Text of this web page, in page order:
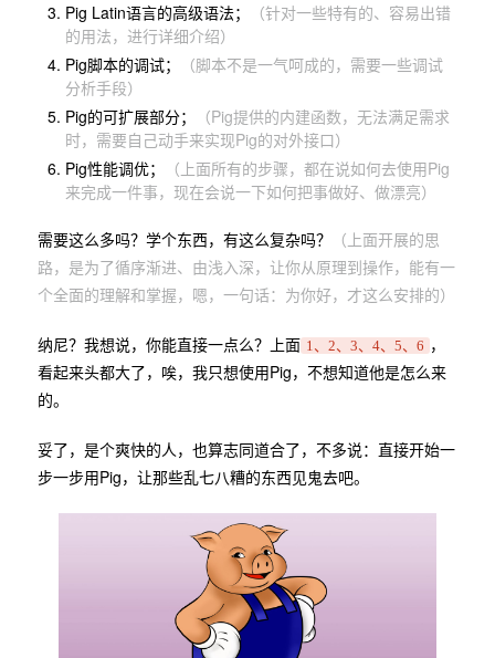
Pig Latin语言的高级语法；
（针对一些特有的、容易出错
的用法，进行详细介绍）
Pig脚本的调试；
（脚本不是一气呵成的，需要一些调试
分析手段）
Pig的可扩展部分；
（Pig提供的内建函数，无法满足需求
时，需要自己动手来实现Pig的对外接口）
Pig性能调优；
（上面所有的步骤，都在说如何去使用Pig
来完成一件事，现在会说一下如何把事做好、做漂亮）
需要这么多吗？学个东西，有这么复杂吗？
（上面开展的思
路，是为了循序渐进、由浅入深，让你从原理到操作，能有一
个全面的理解和掌握，嗯，一句话：为你好，才这么安排的）
纳尼？我想说，你能直接一点么？上面 1、2、3、4、5、6 ，
看起来头都大了，唉，我只想使用Pig，不想知道他是怎么来
的。
妥了，是个爽快的人，也算志同道合了，不多说：直接开始一
步一步用Pig，让那些乱七八糟的东西见鬼去吧。